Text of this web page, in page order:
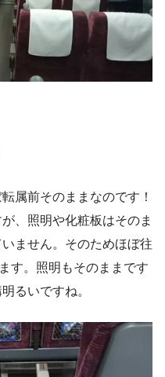
属前そのままなのです！
、照明や化粧板はそのま
ません。そのためほぼ往
す。照明もそのままです
るいですね。